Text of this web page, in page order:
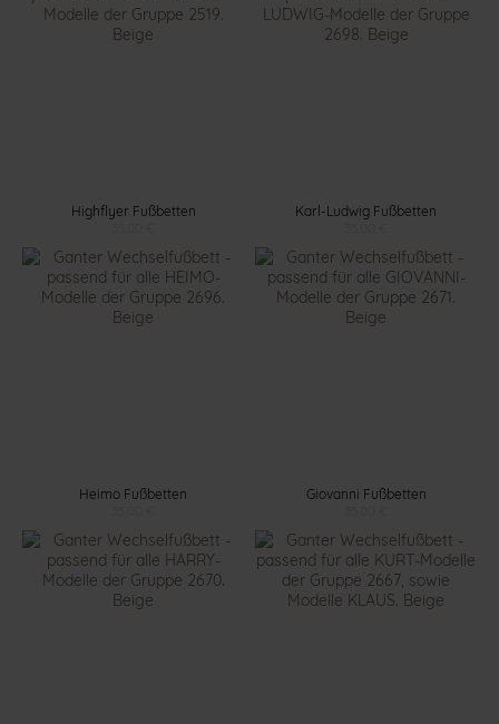
Highflyer Fußbetten
Karl-Ludwig Fußbetten
Heimo Fußbetten
Giovanni Fußbetten